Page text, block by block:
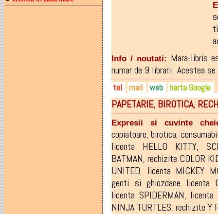
Info / noutati: Mara-libris
numar de 9 librarii. Acestea
tel
0262-220049
0262-221293
0728-264803
mail
maralibris@rdsmail.ro
web
maralibris.ro
facebook.com/maralibris
librarii.romm.ro
harta Google
PAPETARIE, BIROTICA,
Expresii si cuvinte
copiatoare,birotica,
licenta HELLO KITTY,
BATMAN, rechizite COLOR
UNITED, licenta MICKEY
genti si ghiozdane licenta
licenta SPIDERMAN, licenta
NINJA TURTLES, rechizite Y